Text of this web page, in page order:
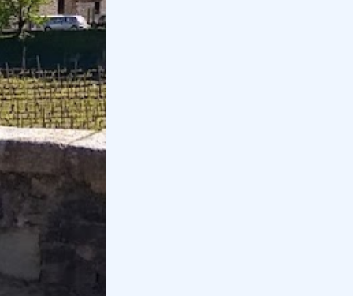
Trovi Holidoit su
Iscriviti alla newsletter
Ricevi la nostra newsletter con esperienze da
fare nella tua zona.